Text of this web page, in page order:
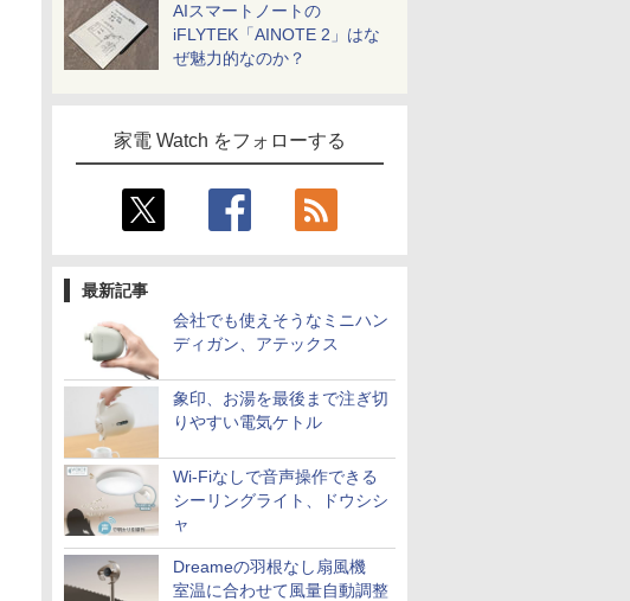
AIスマートノートの
iFLYTEK「AINOTE 2」はな
ぜ魅力的なのか？
家電 Watch をフォローする
最新記事
会社でも使えそうなミニハン
ディガン、アテックス
象印、お湯を最後まで注ぎ切
りやすい電気ケトル
Wi-Fiなしで音声操作できる
シーリングライト、ドウシシ
ャ
Dreameの羽根なし扇風機
室温に合わせて風量自動調整